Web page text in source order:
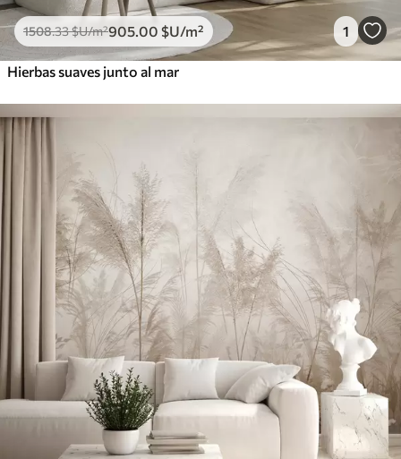
1508.33$U/m²905 .00 $U/m² 1
Hierbas suaves junto al mar